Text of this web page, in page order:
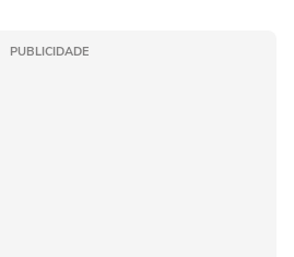
PUBLICIDADE